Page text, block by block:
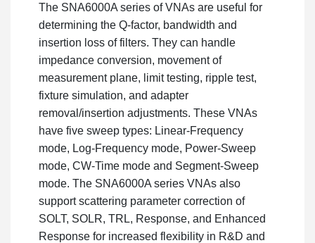
The SNA6000A series of VNAs are useful for
determining the Q-factor, bandwidth and
insertion loss of filters. They can handle
impedance conversion, movement of
measurement plane, limit testing, ripple test,
fixture simulation, and adapter
removal/insertion adjustments. These VNAs
have five sweep types: Linear-Frequency
mode, Log-Frequency mode, Power-Sweep
mode, CW-Time mode and Segment-Sweep
mode. The SNA6000A series VNAs also
support scattering parameter correction of
SOLT, SOLR, TRL, Response, and Enhanced
Response for increased flexibility in R&D and